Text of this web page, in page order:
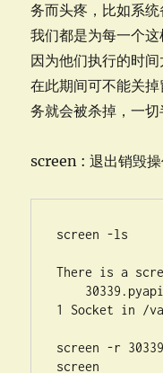
门
（全
攻
务而头疼，比如系
我们都是为每一个
因为他们执行的时
在此期间可不能关
务就会被杀掉，一切
screen : 退出销毁
screen -ls
There is a
1 Socket in /
screen -r
screen